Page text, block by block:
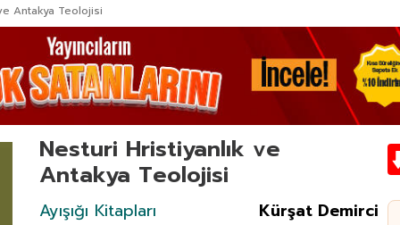
Antakya Teolojisi
Nesturi Hristiyanlık ve
Antakya Teolojisi
Ayışığı Kitapları Kürşat Demirci